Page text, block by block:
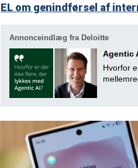
EL om genindførsel af
Annonceindlæg fra Deloitte
Agentic
Hvorfor